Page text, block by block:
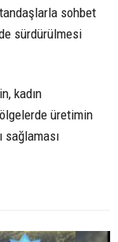
sohbet
sürdürülmesi
kadın
üretimin
sağlaması